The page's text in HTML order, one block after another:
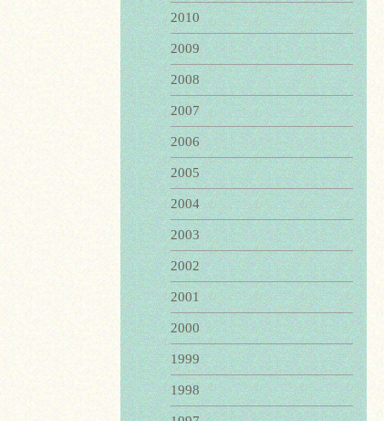
2010
2009
2008
2007
2006
2005
2004
2003
2002
2001
2000
1999
1998